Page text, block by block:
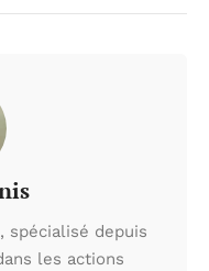
spécialisé depuis
les actions